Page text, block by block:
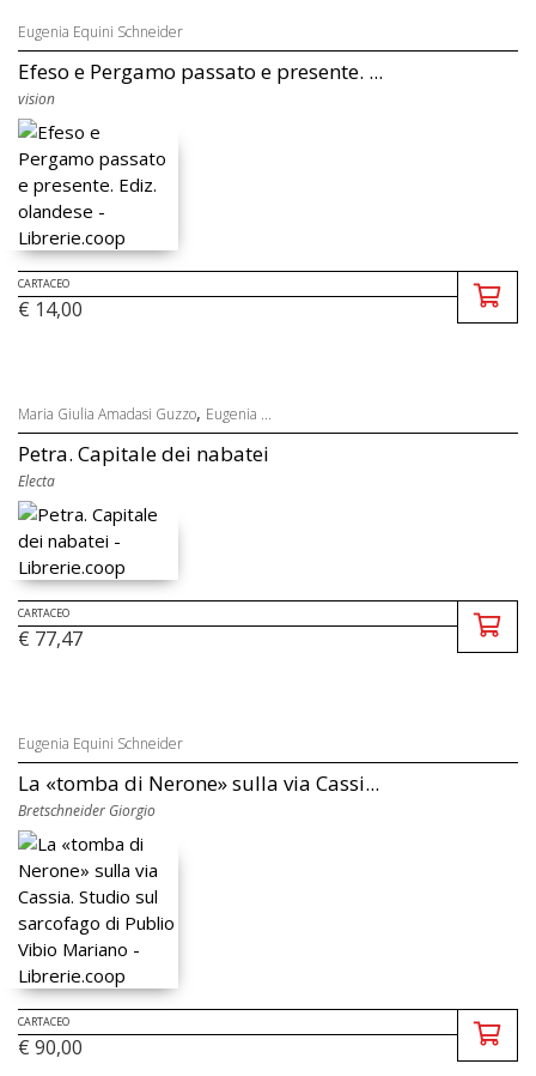
Eugenia Equini Schneider
Efeso e Pergamo passato e presente. ...
vision
CARTACEO
€ 14,00
Maria Giulia Amadasi Guzzo, Eugenia ...
Petra. Capitale dei nabatei
Electa
CARTACEO
€ 77,47
Eugenia Equini Schneider
La «tomba di Nerone» sulla via Cassi...
Bretschneider Giorgio
CARTACEO
€ 90,00